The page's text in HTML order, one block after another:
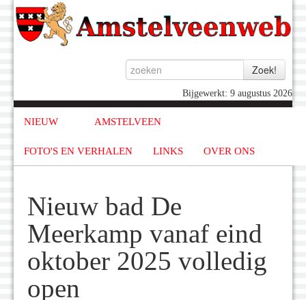
Bijgewerkt: 9 augustus 2026
NIEUW AMSTELVEEN
FOTO'S EN VERHALEN LINKS OVER ONS
Nieuw bad De
Meerkamp vanaf eind
oktober 2025 volledig
open